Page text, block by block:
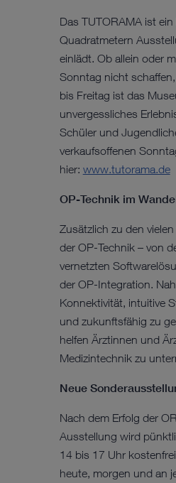
Das TUTORAMA ist
Quadratmetern
einlädt. Ob allein oder
Sonntag nicht
bis Freitag ist das
unvergessliches
Schüler und
verkaufsoffenen
hier: www.tutorama.de
OP-Technik im
Zusätzlich zu den
der OP-Technik – von
vernetzten
der OP-Integration.
Konnektivität, intuitive
und zukunftsfähig zu
helfen Ärztinnen und
Medizintechnik zu
Neue
Nach dem Erfolg der
Ausstellung wird
14 bis 17 Uhr
heute, morgen und an